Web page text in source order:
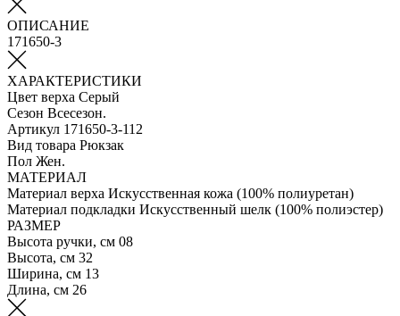
ОПИСАНИЕ
171650-3
ХАРАКТЕРИСТИКИ
Цвет верха Серый
Сезон Всесезон.
Артикул 171650-3-112
Вид товара Рюкзак
Пол Жен.
МАТЕРИАЛ
Материал верха Искусственная кожа (100% полиуретан)
Материал подкладки Искусственный шелк (100% полиэстер)
РАЗМЕР
Высота ручки, см 08
Высота, см 32
Ширина, см 13
Длина, см 26